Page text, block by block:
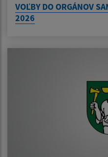
VOĽBY DO ORGÁNOV
2026